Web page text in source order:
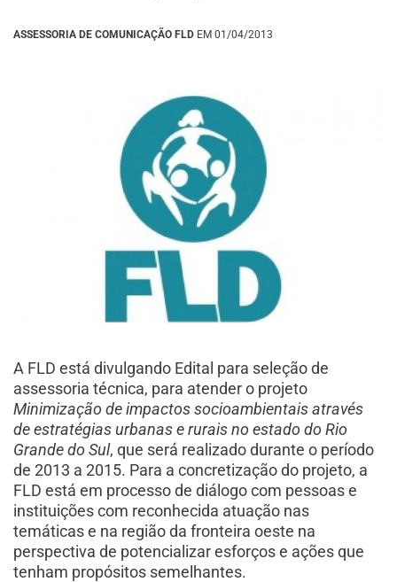
ASSESSORIA DE COMUNICAÇÃO FLD EM 01/04/2013
A FLD está divulgando Edital para seleção de
assessoria técnica, para atender o projeto
Minimização de impactos socioambientais através
de estratégias urbanas e rurais no estado do Rio
Grande do Sul, que será realizado durante o período
de 2013 a 2015. Para a concretização do projeto, a
FLD está em processo de diálogo com pessoas e
instituições com reconhecida atuação nas
temáticas e na região da fronteira oeste na
perspectiva de potencializar esforços e ações que
tenham propósitos semelhantes.